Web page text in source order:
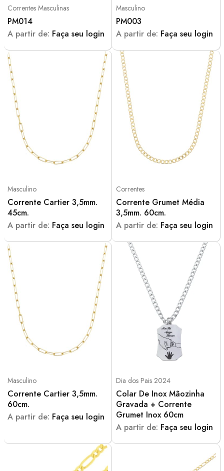
Correntes Masculinas
PM014
A partir de: Faça seu login
Masculino
PM003
A partir de: Faça seu login
Masculino
Corrente Cartier 3,5mm.
45cm.
A partir de: Faça seu login
Correntes
Corrente Grumet Média
3,5mm. 60cm.
A partir de: Faça seu login
Masculino
Corrente Cartier 3,5mm.
60cm.
A partir de: Faça seu login
Dia dos Pais 2024
Colar De Inox Mãozinha
Gravada + Corrente
Grumet Inox 60cm
A partir de: Faça seu login